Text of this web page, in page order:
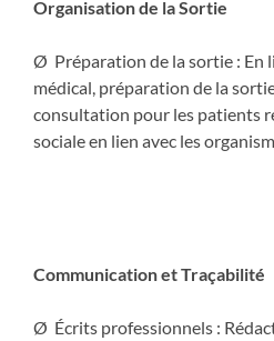
Organisation de la Sortie
Ø Préparation de la sortie : En
médical, préparation de la
consultation pour les patients
sociale en lien avec les
Communication et Traçabilité
Ø Écrits professionnels :